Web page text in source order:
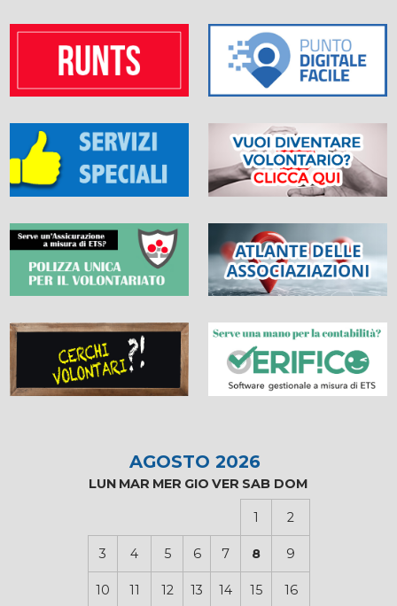
AGOSTO 2026
LUN MAR MER GIO VER SAB DOM
1 2
3 4 5 6 7 8 9
10 11 12 13 14 15 16